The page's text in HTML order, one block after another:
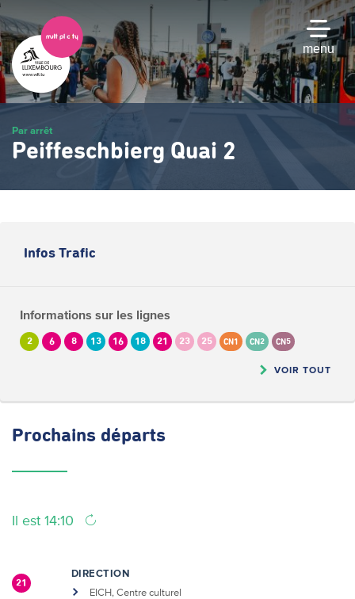
Passer
au
contenu
principal
menu
Par arrêt
Peiffeschbierg Quai 2
Infos Trafic
Informations sur les lignes
2 6 8 13 16 18 21 23 25 CN1 CN2 CN5
VOIR TOUT
Prochains départs
Il est 14:10
21
DIRECTION
EICH, Centre culturel